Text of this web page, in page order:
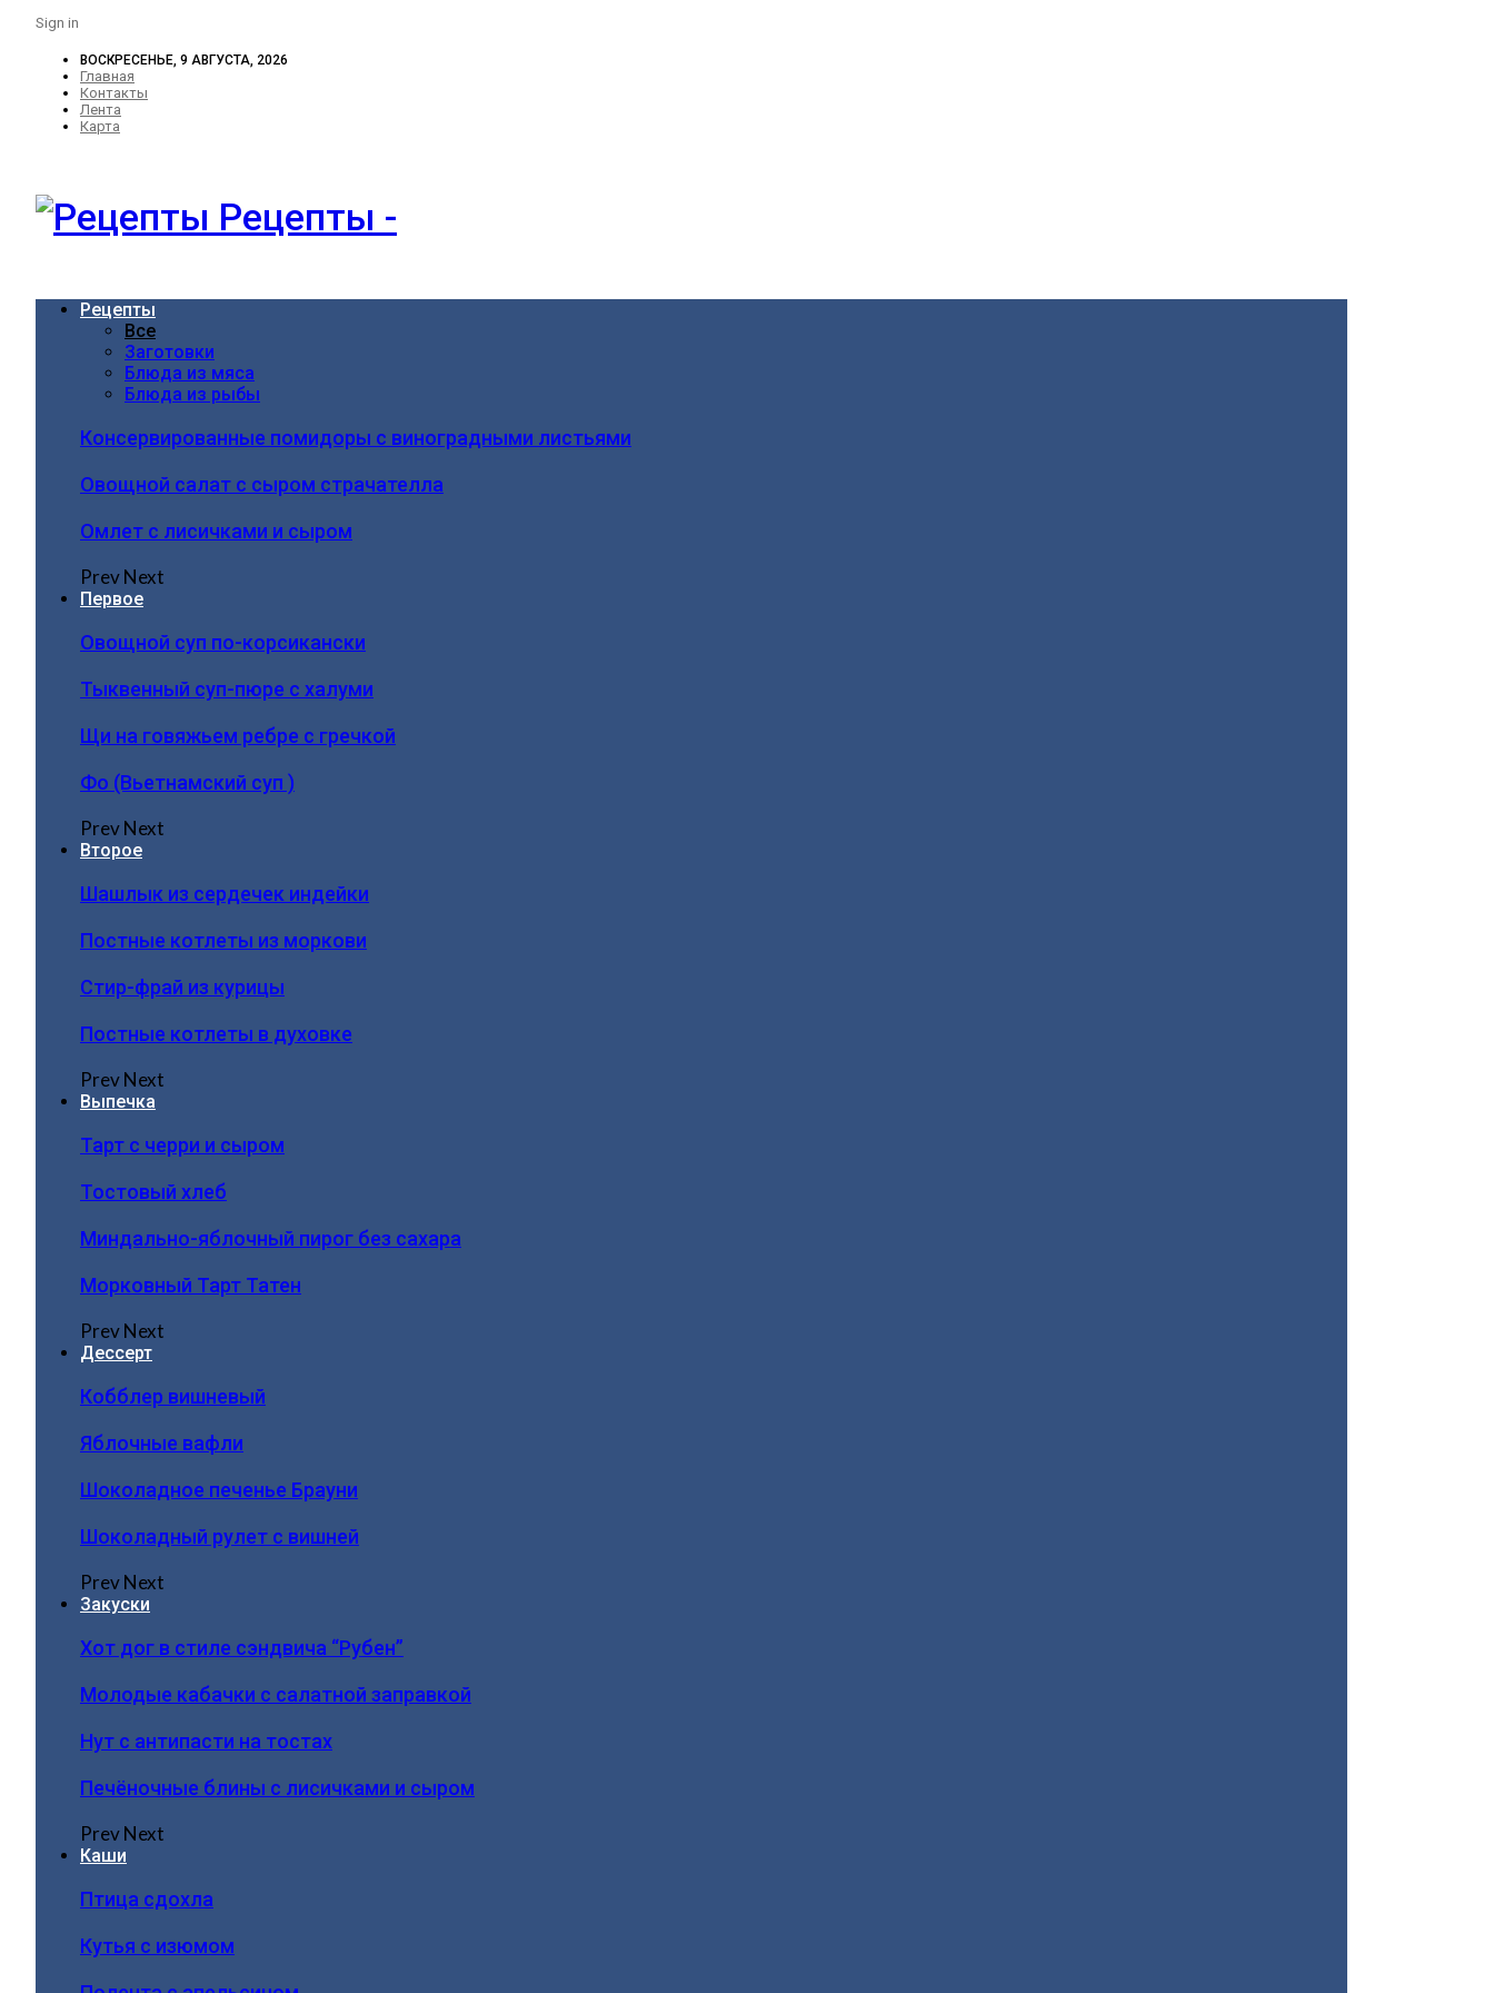
Sign in
ВОСКРЕСЕНЬЕ, 9 АВГУСТА, 2026
Главная
Контакты
Лента
Карта
Рецепты -
Рецепты
Все
Заготовки
Блюда из мяса
Блюда из рыбы
Консервированные помидоры с виноградными листьями
Овощной салат с сыром страчателла
Омлет с лисичками и сыром
PrevNext
Первое
Овощной суп по-корсикански
Тыквенный суп-пюре с халуми
Щи на говяжьем ребре с гречкой
Фо (Вьетнамский суп )
PrevNext
Второе
Шашлык из сердечек индейки
Постные котлеты из моркови
Стир-фрай из курицы
Постные котлеты в духовке
PrevNext
Выпечка
Тарт с черри и сыром
Тостовый хлеб
Миндально-яблочный пирог без сахара
Морковный Тарт Татен
PrevNext
Дессерт
Кобблер вишневый
Яблочные вафли
Шоколадное печенье Брауни
Шоколадный рулет с вишней
PrevNext
Закуски
Хот дог в стиле сэндвича “Рубен”
Молодые кабачки с салатной заправкой
Нут с антипасти на тостах
Печёночные блины с лисичками и сыром
PrevNext
Каши
Птица сдохла
Кутья с изюмом